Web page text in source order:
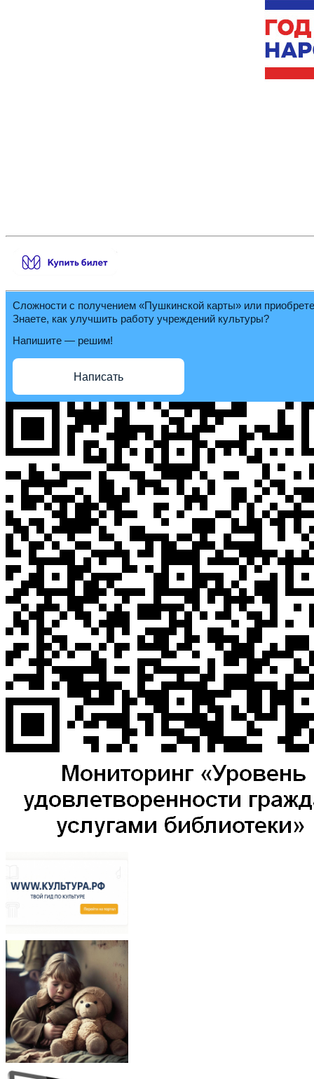
Сложности с получением «Пушкинской карты» или
Знаете, как улучшить работу учреждений культуры?
Напишите — решим!
Написать